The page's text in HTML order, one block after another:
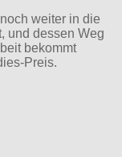
weiter in die
und dessen Weg
bekommt
Preis.